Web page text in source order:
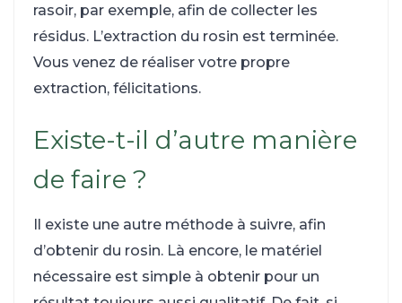
rasoir, par exemple, afin de collecter les
résidus. L’extraction du rosin est terminée.
Vous venez de réaliser votre propre
extraction, félicitations.
Existe-t-il d’autre manière
de faire ?
Il existe une autre méthode à suivre, afin
d’obtenir du rosin. Là encore, le matériel
nécessaire est simple à obtenir pour un